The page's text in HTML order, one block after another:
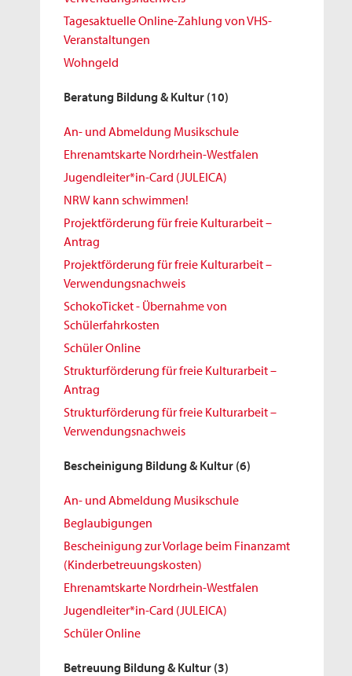
Tagesaktuelle Online-Zahlung von VHS-
Veranstaltungen
Wohngeld
Beratung Bildung & Kultur (10)
An- und Abmeldung Musikschule
Ehrenamtskarte Nordrhein-Westfalen
Jugendleiter*in-Card (JULEICA)
NRW kann schwimmen!
Projektförderung für freie Kulturarbeit –
Antrag
Projektförderung für freie Kulturarbeit –
Verwendungsnachweis
SchokoTicket - Übernahme von
Schülerfahrkosten
Schüler Online
Strukturförderung für freie Kulturarbeit –
Antrag
Strukturförderung für freie Kulturarbeit –
Verwendungsnachweis
Bescheinigung Bildung & Kultur (6)
An- und Abmeldung Musikschule
Beglaubigungen
Bescheinigung zur Vorlage beim Finanzamt
(Kinderbetreuungskosten)
Ehrenamtskarte Nordrhein-Westfalen
Jugendleiter*in-Card (JULEICA)
Schüler Online
Betreuung Bildung & Kultur (3)